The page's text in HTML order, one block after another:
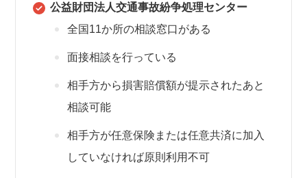
公益財団法人交通事故紛争処理センター
全国11か所の相談窓口がある
面接相談を行っている
相手方から損害賠償額が提示されたあと
相談可能
相手方が任意保険または任意共済に加入
していなければ原則利用不可